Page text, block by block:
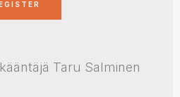
Taru Salminen